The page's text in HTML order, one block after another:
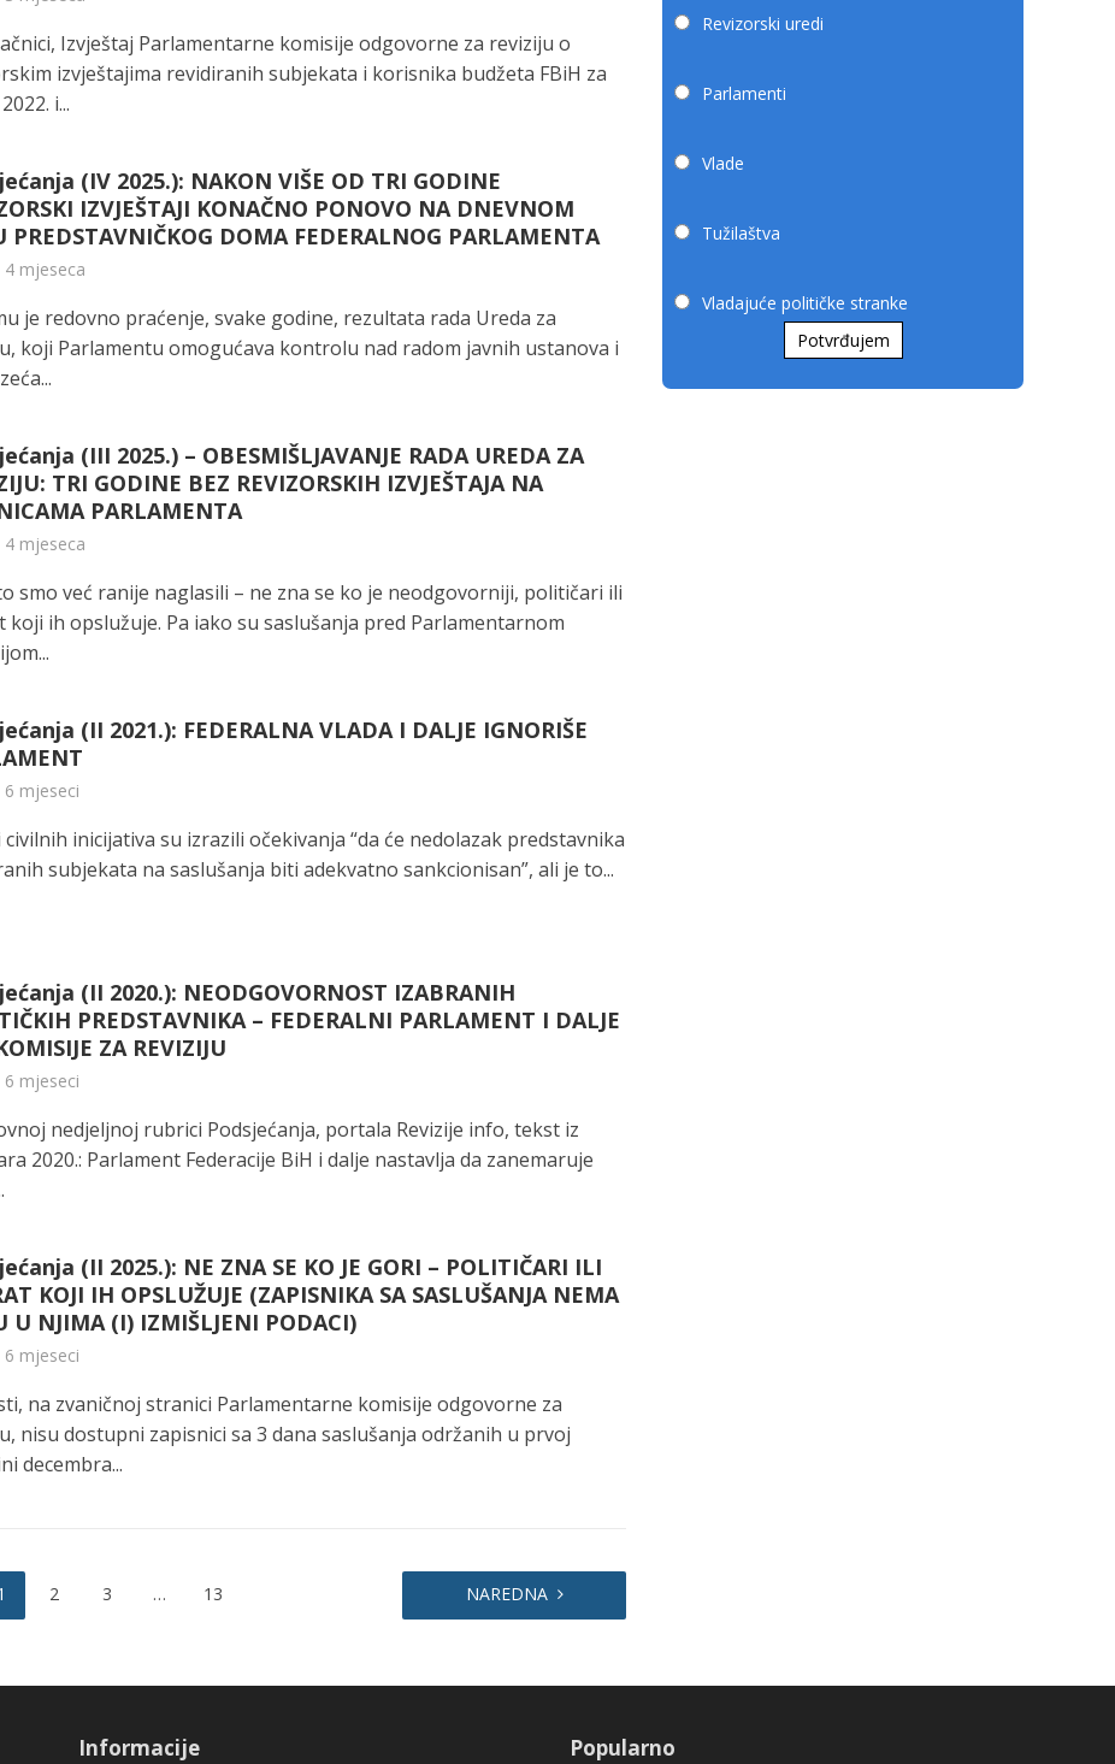
Izvještaj Parlamentarne komisije odgovorne za reviziju o
izvještajima revidiranih subjekata i korisnika budžeta FBiH za
i...
(IV 2025.): NAKON VIŠE OD TRI GODINE
IZVJEŠTAJI KONAČNO PONOVO NA DNEVNOM
PREDSTAVNIČKOG DOMA FEDERALNOG PARLAMENTA
4 mjeseca
je redovno praćenje, svake godine, rezultata rada Ureda za
koji Parlamentu omogućava kontrolu nad radom javnih ustanova i
(III 2025.) – OBESMIŠLJAVANJE RADA UREDA ZA
TRI GODINE BEZ REVIZORSKIH IZVJEŠTAJA NA
PARLAMENTA
4 mjeseca
smo već ranije naglasili – ne zna se ko je neodgovorniji, političari ili
koji ih opslužuje. Pa iako su saslušanja pred Parlamentarnom
(II 2021.): FEDERALNA VLADA I DALJE IGNORIŠE
6 mjeseci
inicijativa su izrazili očekivanja “da će nedolazak predstavnika
subjekata na saslušanja biti adekvatno sankcionisan”, ali je to...
(II 2020.): NEODGOVORNOST IZABRANIH
PREDSTAVNIKA – FEDERALNI PARLAMENT I DALJE
ZA REVIZIJU
6 mjeseci
nedjeljnoj rubrici Podsjećanja, portala Revizije info, tekst iz
2020.: Parlament Federacije BiH i dalje nastavlja da zanemaruje
(II 2025.): NE ZNA SE KO JE GORI – POLITIČARI ILI
KOJI IH OPSLUŽUJE (ZAPISNIKA SA SASLUŠANJA NEMA
U NJIMA (I) IZMIŠLJENI PODACI)
6 mjeseci
na zvaničnoj stranici Parlamentarne komisije odgovorne za
nisu dostupni zapisnici sa 3 dana saslušanja održanih u prvoj
decembra...
2 3 … 13 NAREDNA
Revizorski uredi
Parlamenti
Vlade
Tužilaštva
Vladajuće političke stranke
Potvrđujem
Informacije Popularno